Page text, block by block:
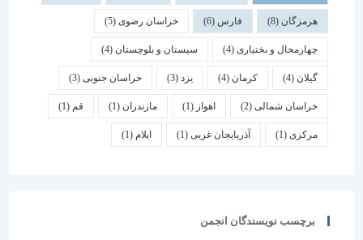
هرمزگان(8) فارس خراسان رضوی(5)
چهارمحال و بختیاری (4) سیستان و بلوچستان(4)
کرمان یزد خراسان جنوبی(3)
خراسان شمالی(2) اهواز مازندران(1) قم
(1) آذربایجان غربی(1) ایلام
برچسب نویسندگان انجمن